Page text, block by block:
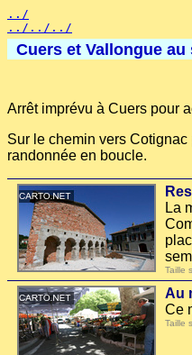
../
../../../
Cuers et Vallongue
Arrêt imprévu à Cuers pour
Sur le chemin vers
randonnée en boucle.
La
Taille
Au
Ce
Taille